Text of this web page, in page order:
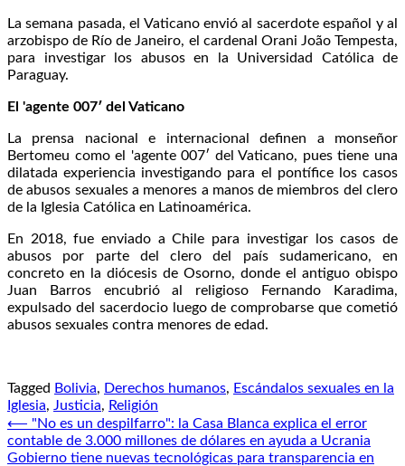
La semana pasada, el Vaticano envió al sacerdote español y al
arzobispo de Río de Janeiro, el cardenal Orani João Tempesta,
para investigar los abusos en la Universidad Católica de
Paraguay.
El 'agente 007′ del Vaticano
La prensa nacional e internacional definen a monseñor
Bertomeu como el 'agente 007′ del Vaticano, pues tiene una
dilatada experiencia investigando para el pontífice los casos
de abusos sexuales a menores a manos de miembros del clero
de la Iglesia Católica en Latinoamérica.
En 2018, fue enviado a Chile para investigar los casos de
abusos por parte del clero del país sudamericano, en
concreto en la diócesis de Osorno, donde el antiguo obispo
Juan Barros encubrió al religioso Fernando Karadima,
expulsado del sacerdocio luego de comprobarse que cometió
abusos sexuales contra menores de edad.
Tagged Bolivia, Derechos humanos, Escándalos sexuales en la
Iglesia, Justicia, Religión
Navegación
de
⟵ "No es un despilfarro": la Casa Blanca explica el error
contable de 3.000 millones de dólares en ayuda a Ucrania
Gobierno tiene nuevas tecnológicas para transparencia en